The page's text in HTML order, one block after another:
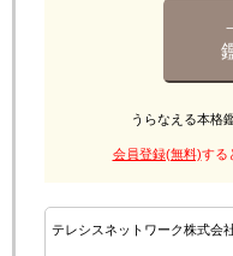
うらなえる本格
会員登録(無料)する
テレシスネットワーク株式会